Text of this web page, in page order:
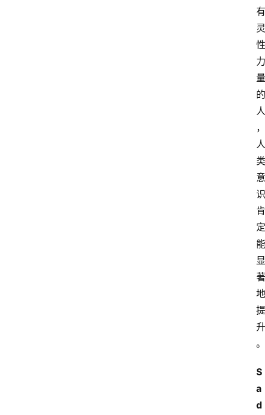
有
灵
性
力
量
的
人
，
人
类
意
识
肯
定
能
显
著
地
提
升
。
S
a
d